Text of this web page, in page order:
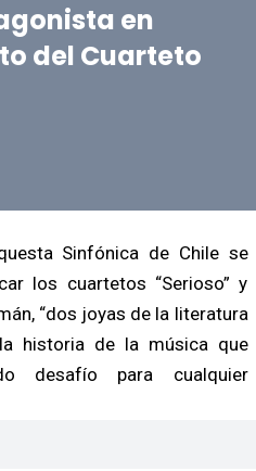
en
del Cuarteto
Sinfónica de Chile se
los cuartetos “Serioso” y
“dos joyas de la literatura
historia de la música que
desafío para cualquier